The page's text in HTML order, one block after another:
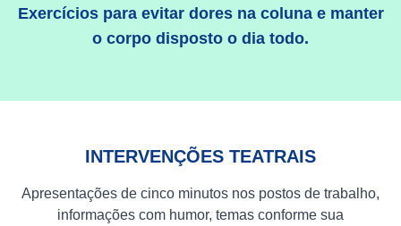
Exercícios para evitar dores na coluna e manter
o corpo disposto o dia todo.
INTERVENÇÕES TEATRAIS
Apresentações de cinco minutos nos postos de trabalho,
informações com humor, temas conforme sua